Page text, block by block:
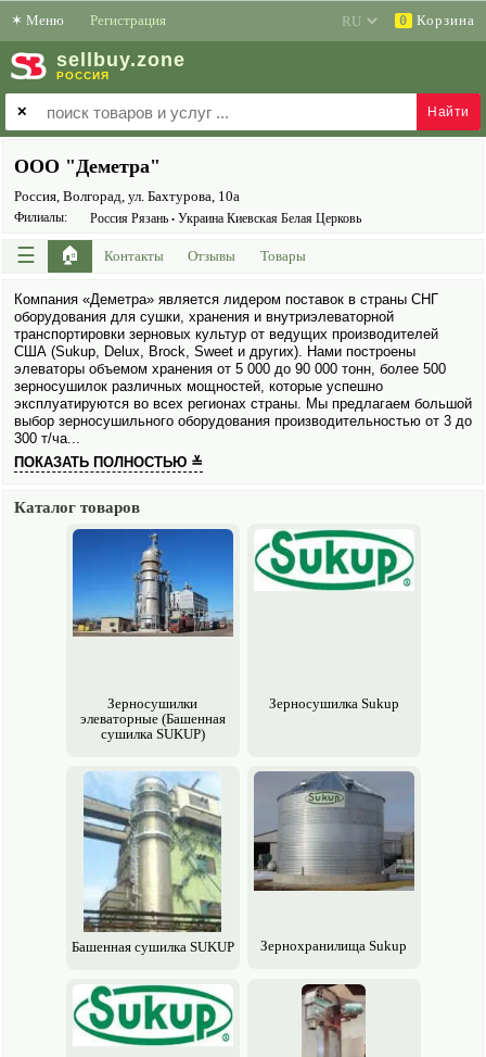
✶ Меню Регистрация 0 Корзина
sell buy.zone
РОССИЯ
✕
ООО "Деметра"
Россия, Волгорад, ул. Бахтурова, 10а
Филиалы: Россия Рязань • Украина Киевская Белая Церковь
☰ 🏠 Контакты Отзывы Товары
Компания «Деметра» является лидером поставок в страны СНГ
обору­дования для сушки, хранения и внутриэлеваторной
транспортировки зерно­вых культур от ведущих производителей
США (Sukup, Delux, Brock, Sweet и других). Нами построены
элеваторы объемом хранения от 5 000 до 90 000 тонн, более 500
зерно­сушилок различных мощностей, которые успешно
эксплуатируются во всех регионах страны. Мы предлагаем большой
выбор зерно­сушильного обору­дования производительностью от 3 до
300 т/ча...
ПОКАЗАТЬ ПОЛНОСТЬЮ ≚
Каталог товаров
Зерно­сушилки
элеваторные (Башенная
сушилка SUKUP)
Зерно­сушилка Sukup
Башенная сушилка SUKUP Зерно­хранилища Sukup